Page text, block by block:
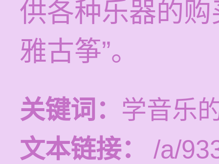
供各种乐器的
雅古筝”。
关键词： 学音乐
文本链接：
/a/